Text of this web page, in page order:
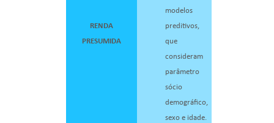
RENDA
PRESUMIDA
modelos
preditivos,
que
consideram
parâmetro
sócio
demográfico,
sexo e idade.